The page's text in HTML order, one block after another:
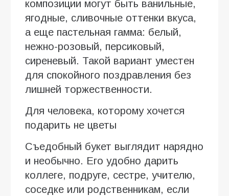
композиции могут быть ванильные,
ягодные, сливочные оттенки вкуса,
а еще пастельная гамма: белый,
нежно-розовый, персиковый,
сиреневый. Такой вариант уместен
для спокойного поздравления без
лишней торжественности.
Для человека, которому хочется
подарить не цветы
Съедобный букет выглядит нарядно
и необычно. Его удобно дарить
коллеге, подруге, сестре, учителю,
соседке или родственникам, если